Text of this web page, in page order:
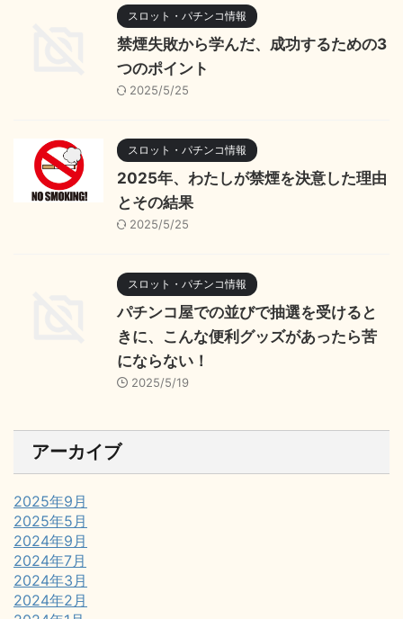
スロット・パチンコ情報
禁煙失敗から学んだ、成功するための3
つのポイント
2025/5/25
スロット・パチンコ情報
2025年、わたしが禁煙を決意した理由
とその結果
2025/5/25
スロット・パチンコ情報
パチンコ屋での並びで抽選を受けると
きに、こんな便利グッズがあったら苦
にならない！
2025/5/19
アーカイブ
2025年9月
2025年5月
2024年9月
2024年7月
2024年3月
2024年2月